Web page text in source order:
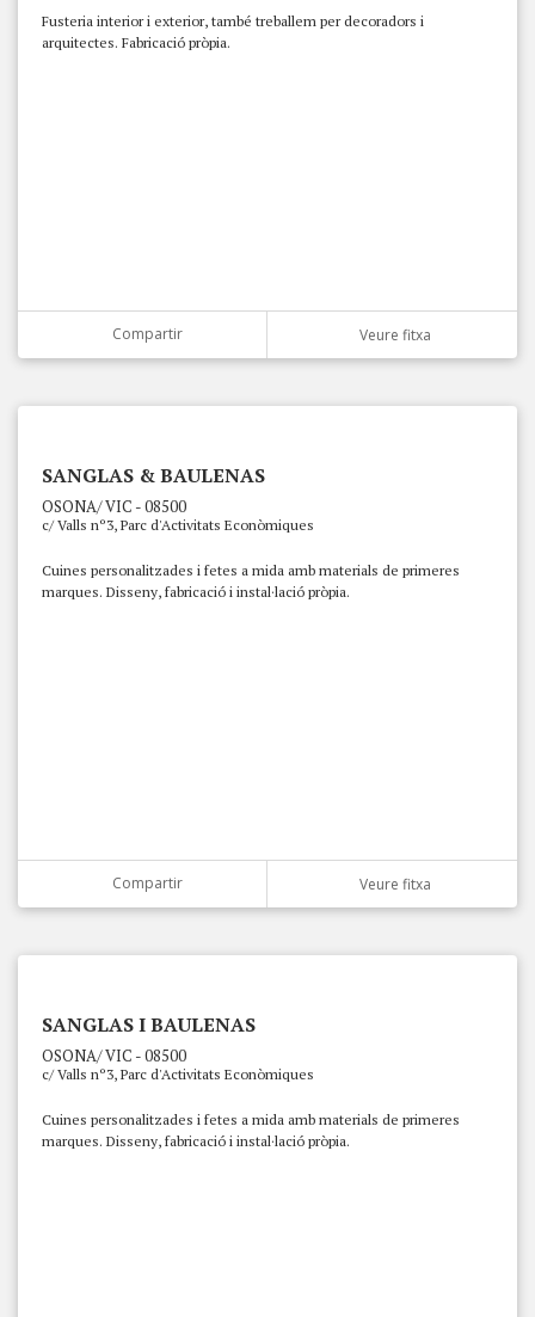
Fusteria interior i exterior, també treballem per decoradors i
arquitectes. Fabricació pròpia.
Compartir Veure fitxa
SANGLAS & BAULENAS
OSONA/ VIC - 08500
c/ Valls nº3, Parc d'Activitats Econòmiques
Cuines personalitzades i fetes a mida amb materials de primeres
marques. Disseny, fabricació i instal·lació pròpia.
Compartir Veure fitxa
SANGLAS I BAULENAS
OSONA/ VIC - 08500
c/ Valls nº3, Parc d'Activitats Econòmiques
Cuines personalitzades i fetes a mida amb materials de primeres
marques. Disseny, fabricació i instal·lació pròpia.